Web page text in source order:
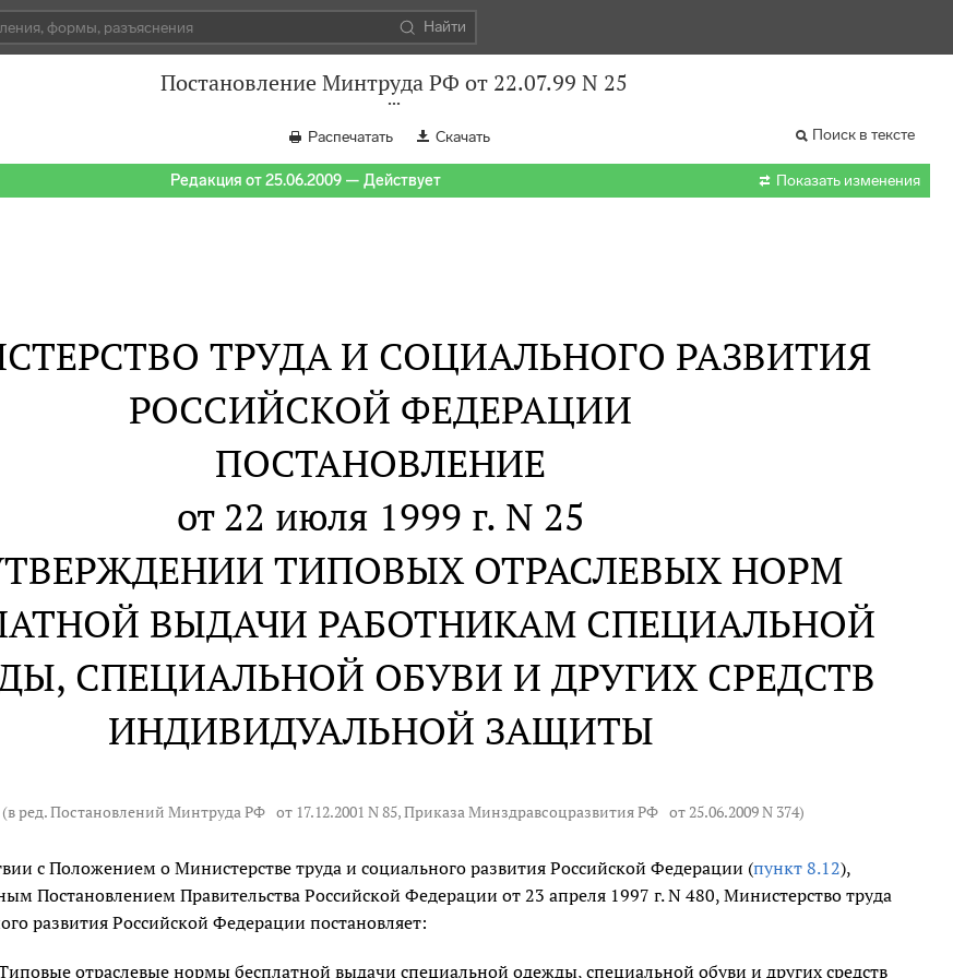
Найти
Постановление Минтруда РФ от 22.07.99 N 25
Распечатать Скачать Поиск в тексте
Редакция от 25.06.2009 — Действует  Показать изменения
ТРУДА И СОЦИАЛЬНОГО РАЗВИТИЯ
РОССИЙСКОЙ ФЕДЕРАЦИИ
ПОСТАНОВЛЕНИЕ
от 22 июля 1999 г. N 25
ТИПОВЫХ ОТРАСЛЕВЫХ НОРМ
ВЫДАЧИ РАБОТНИКАМ СПЕЦИАЛЬНОЙ
СПЕЦИАЛЬНОЙ ОБУВИ И ДРУГИХ СРЕДСТВ
ИНДИВИДУАЛЬНОЙ ЗАЩИТЫ
(в ред. Постановлений Минтруда РФ от 17.12.2001 N 85, Приказа Минздравсоцразвития РФ от 25.06.2009 N 374)
с Положением о Министерстве труда и социального развития Российской Федерации (пункт 8.12),
Постановлением Правительства Российской Федерации от 23 апреля 1997 г. N 480, Министерство труда
развития Российской Федерации постановляет:
отраслевые нормы бесплатной выдачи специальной одежды, специальной обуви и других средств